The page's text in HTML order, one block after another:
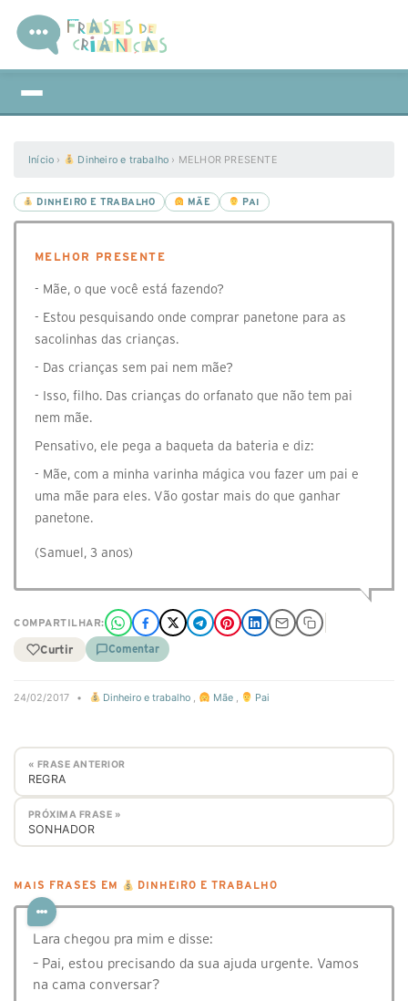
Início › Dinheiro e trabalho › MELHOR PRESENTE
DINHEIRO E TRABALHO MÃE PAI
MELHOR PRESENTE
- Mãe, o que você está fazendo?
- Estou pesquisando onde comprar panetone para as
sacolinhas das crianças.
- Das crianças sem pai nem mãe?
- Isso, filho. Das crianças do orfanato que não tem pai
nem mãe.
Pensativo, ele pega a baqueta da bateria e diz:
- Mãe, com a minha varinha mágica vou fazer um pai e
uma mãe para eles. Vão gostar mais do que ganhar
panetone.
(Samuel, 3 anos)
COMPARTILHAR:
Curtir Comentar
24/02/2017 • Dinheiro e trabalho , Mãe, Pai
« FRASE ANTERIOR
REGRA
PRÓXIMA FRASE »
SONHADOR
MAIS FRASES EM DINHEIRO E TRABALHO
Lara chegou pra mim e disse:⠀
– Pai, estou precisando da sua ajuda urgente. Vamos
na cama conversar?⠀